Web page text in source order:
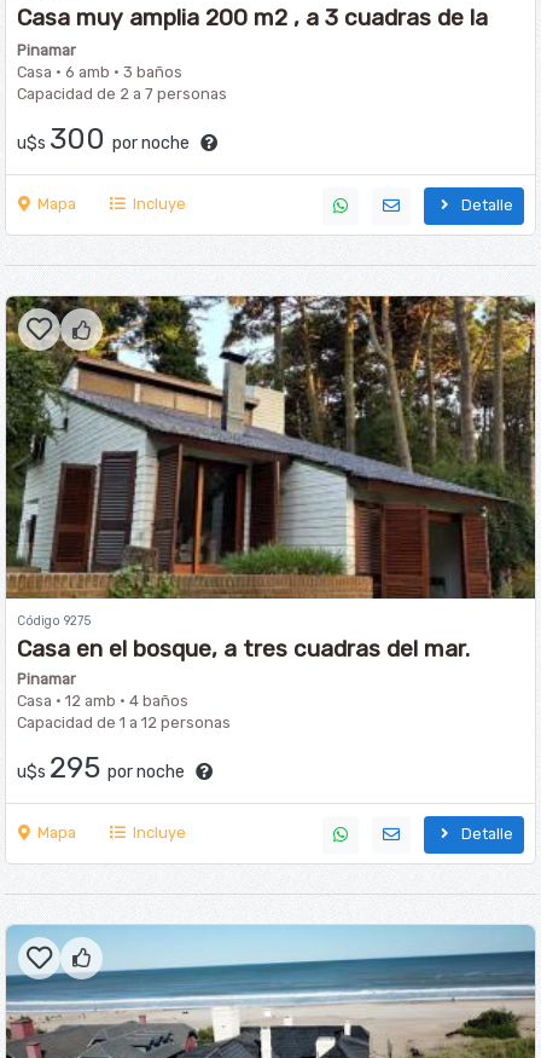
Casa muy amplia 200 m2 , a 3 cuadras de la
playa y 3 del centro, Libertador y Sirena
Pinamar
Casa · 6 amb · 3 baños
Capacidad de 2 a 7 personas
u$s 300 por noche
Mapa Incluye Detalle
Código 9275
Casa en el bosque, a tres cuadras del mar.
Pinamar
Casa · 12 amb · 4 baños
Capacidad de 1 a 12 personas
u$s 295 por noche
Mapa Incluye Detalle